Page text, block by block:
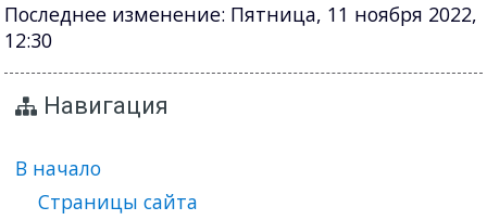
Последнее изменение: Пятница, 11 ноября 2022,
12:30
Навигация
В начало
Страницы сайта